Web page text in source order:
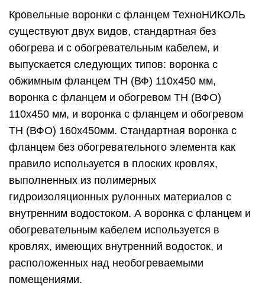
Кровельные воронки с фланцем ТехноНИКОЛЬ
существуют двух видов, стандартная без
обогрева и с обогревательным кабелем, и
выпускается следующих типов: воронка с
обжимным фланцем ТН (ВФ) 110х450 мм,
воронка с фланцем и обогревом ТН (ВФО)
110х450 мм, и воронка с фланцем и обогревом
ТН (ВФО) 160х450мм. Стандартная воронка с
фланцем без обогревательного элемента как
правило используется в плоских кровлях,
выполненных из полимерных
гидроизоляционных рулонных материалов с
внутренним водостоком. А воронка с фланцем и
обогревательным кабелем используется в
кровлях, имеющих внутренний водосток, и
расположенных над необогреваемыми
помещениями.